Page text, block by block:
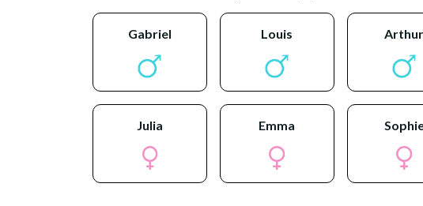
gabriel louis arthur
julia emma